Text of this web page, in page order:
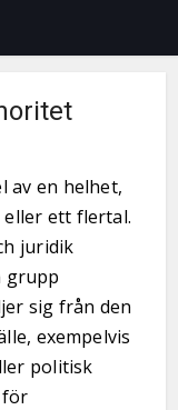
av en helhet,
ett flertal.
juridik
grupp
sig från den
exempelvis
politisk
för